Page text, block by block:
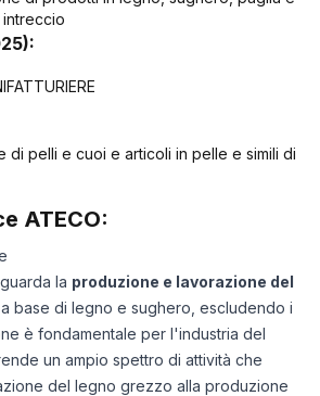
102
100
115
112
112
intreccio
di pelli e cuoi e articoli in pelle e simili di
ATECO:
la produzione e lavorazione del
base di legno e sughero, escludendo i
è fondamentale per l'industria del
un ampio spettro di attività che
del legno grezzo alla produzione